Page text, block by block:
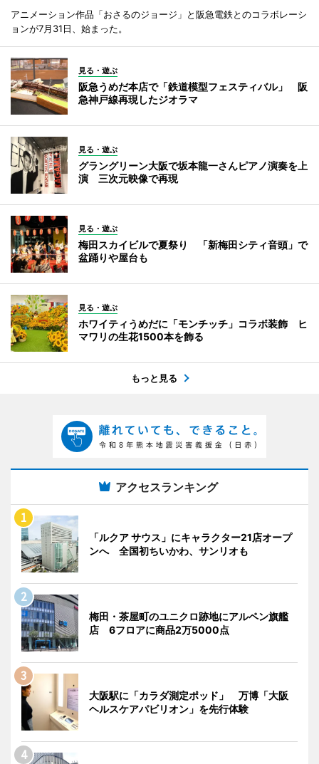
アニメーション作品「おさるのジョージ」と阪急電鉄とのコラボレーシ
ョンが7月31日、始まった。
見る・遊ぶ
阪急うめだ本店で「鉄道模型フェスティバル」 阪
急神戸線再現したジオラマ
見る・遊ぶ
グラングリーン大阪で坂本龍一さんピアノ演奏を上
演 三次元映像で再現
見る・遊ぶ
梅田スカイビルで夏祭り 「新梅田シティ音頭」で
盆踊りや屋台も
見る・遊ぶ
ホワイティうめだに「モンチッチ」コラボ装飾 ヒ
マワリの生花1500本を飾る
もっと見る
アクセスランキング
「ルクア サウス」にキャラクター21店オープ
ンへ 全国初ちいかわ、サンリオも
梅田・茶屋町のユニクロ跡地にアルペン旗艦
店 6フロアに商品2万5000点
大阪駅に「カラダ測定ポッド」 万博「大阪
ヘルスケアパビリオン」を先行体験